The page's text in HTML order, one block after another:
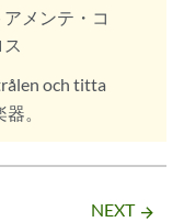
メンテ・コ
och titta
。
NEXT arrow_forward